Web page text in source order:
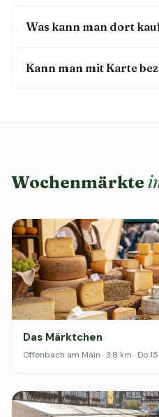
Was kann man dort
Kann man mit Karte
Wochenmärkte
Das Märktchen
Offenbach am Main · 3.8 km · Do